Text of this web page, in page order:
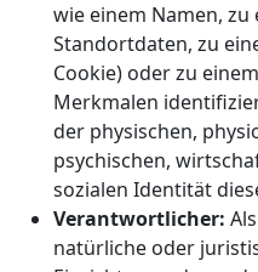
wie einem Namen, zu
Standortdaten, zu
Cookie) oder zu
Merkmalen
der physischen,
psychischen,
sozialen Identität
Verantwortlicher:
natürliche oder